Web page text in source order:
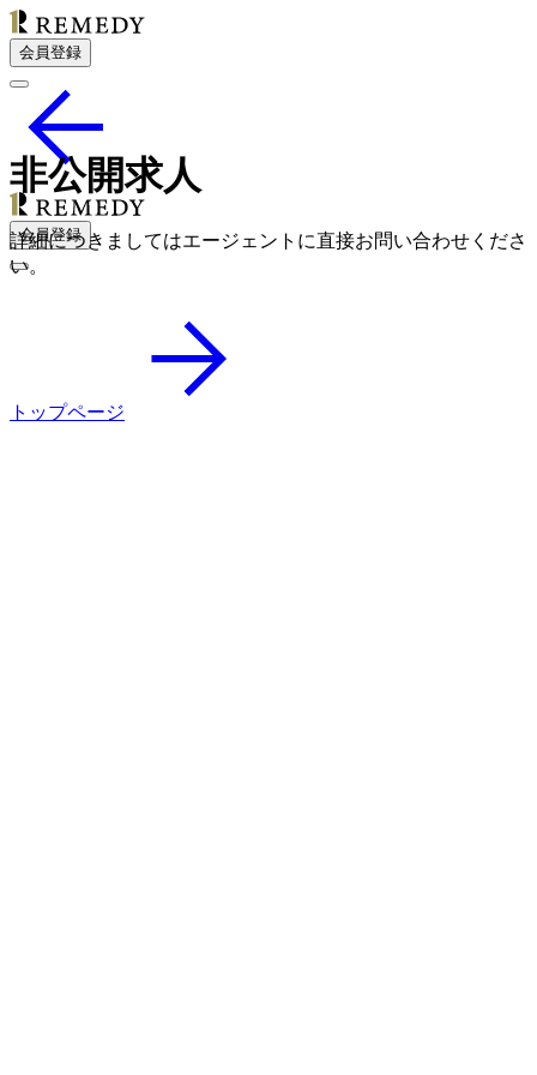
会員登録
会員登録
非公開求人
詳細につきましてはエージェントに直接お問い合わせくださ
い。
トップページ